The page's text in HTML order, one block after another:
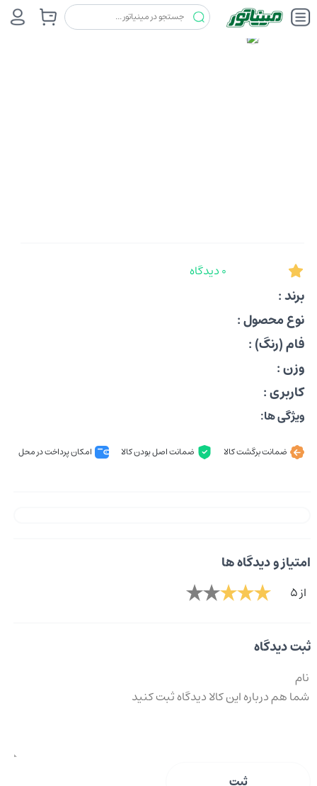
0 دیدگاه
برند :
نوع محصول :
فام (رنگ) :
وزن :
کاربری :
ویژگی ها:
ضمانت برگشت کالا ضمانت اصل بودن کالا امکان پرداخت در محل
امتیاز و دیدگاه ها
از 5
ثبت دیدگاه
ثبت